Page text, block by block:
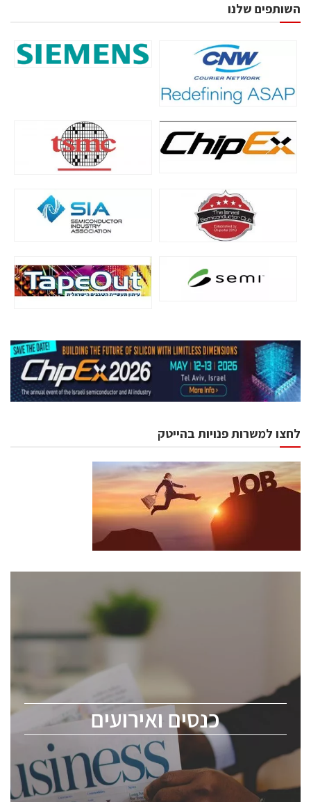
השותפים שלנו
לחצו למשרות פנויות בהייטק
כנסים ואירועים
כנסים ואירועים
לכל העוסקים בתעשיית הסמיקונדקטור כולל מהנדסים,
ChipEx2026 will be held on May 12-13, 2026. The
conference is intended for everyone involved in the
semiconductor industry, including engineers,
professional experts, and senior executives.